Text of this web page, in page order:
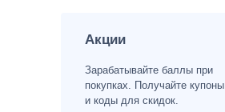
Акции
Зарабатывайте баллы при
покупках. Получайте купоны
и коды для скидок.